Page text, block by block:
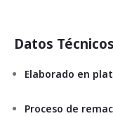
Datos
Elaborado en
Proceso de